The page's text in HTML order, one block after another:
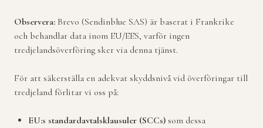
Observera: Brevo (Sendinblue SAS) är baserat i Frankrike
och behandlar data inom EU/EES, varför ingen
tredjelandsöverföring sker via denna tjänst.
För att säkerställa en adekvat skyddsnivå vid överföringar till
tredjeland förlitar vi oss på:
EU:s standardavtalsklausuler (SCCs) som dessa